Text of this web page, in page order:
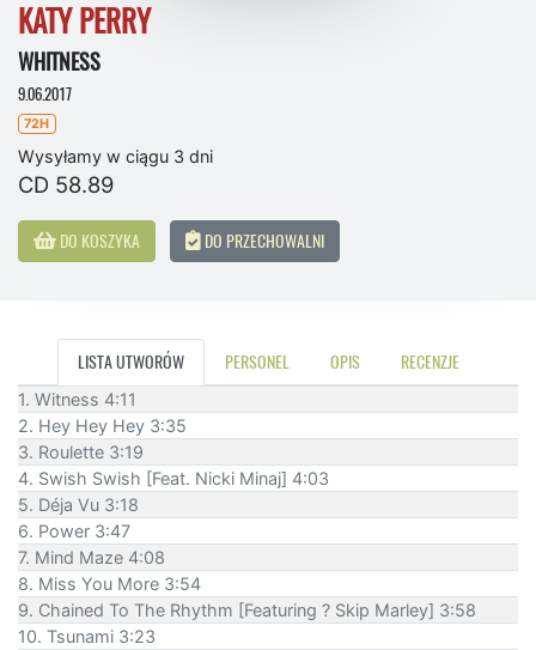
KATY PERRY
WHITNESS
9.06.2017
72H
Wysyłamy w ciągu 3 dni
CD 58.89
DO KOSZYKA DO PRZECHOWALNI
LISTA UTWORÓW PERSONEL OPIS RECENZJE
1. Witness 4:11
2. Hey Hey Hey 3:35
3. Roulette 3:19
4. Swish Swish [Feat. Nicki Minaj] 4:03
5. Déja Vu 3:18
6. Power 3:47
7. Mind Maze 4:08
8. Miss You More 3:54
9. Chained To The Rhythm [Featuring ? Skip Marley] 3:58
10. Tsunami 3:23